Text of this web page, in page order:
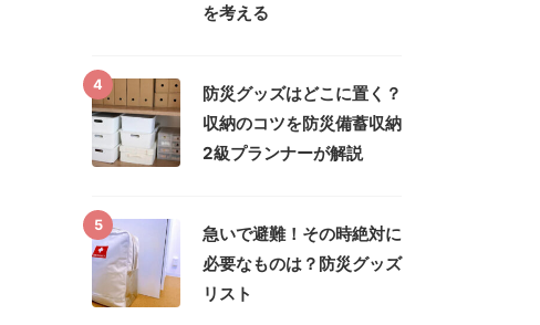
を考える
4
防災グッズはどこに置く？
収納のコツを防災備蓄収納
2級プランナーが解説
5
急いで避難！その時絶対に
必要なものは？防災グッズ
リスト